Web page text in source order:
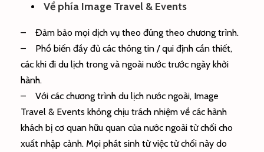
Về phía Image Travel & Events
– Đảm bảo mọi dịch vụ theo đúng theo chương trình.
– Phổ biến đầy đủ các thông tin / qui định cần thiết,
các khi đi du lịch trong và ngoài nước trước ngày khởi
hành.
– Với các chương trình du lịch nước ngoài, Image
Travel & Events không chịu trách nhiệm về các hành
khách bị cơ quan hữu quan của nước ngoài từ chối cho
xuất nhập cảnh. Mọi phát sinh từ việc từ chối này do